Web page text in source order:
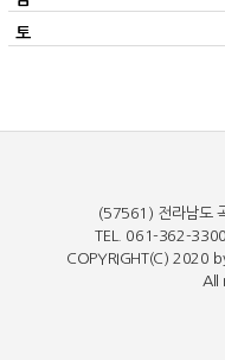
(57561) 전라남도
TEL. 061-362-
COPYRIGHT(C) 2020
All